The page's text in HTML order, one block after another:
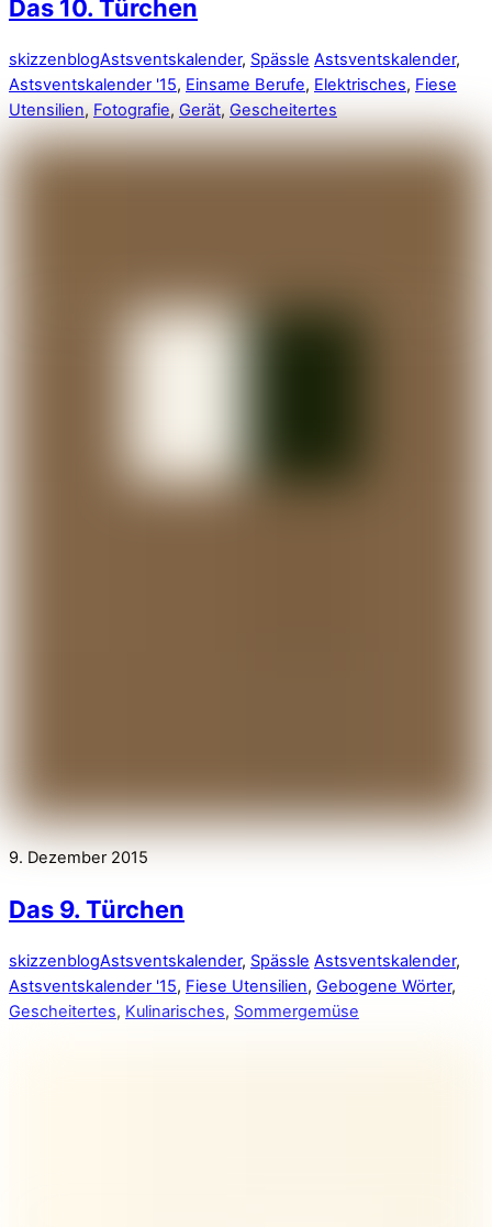
Das 10. Türchen
skizzenblogAstsventskalender, Spässle Astsventskalender,
Astsventskalender '15, Einsame Berufe, Elektrisches, Fiese
Utensilien, Fotografie, Gerät, Gescheitertes
9. Dezember 2015
Das 9. Türchen
skizzenblogAstsventskalender, Spässle Astsventskalender,
Astsventskalender '15, Fiese Utensilien, Gebogene Wörter,
Gescheitertes, Kulinarisches, Sommergemüse